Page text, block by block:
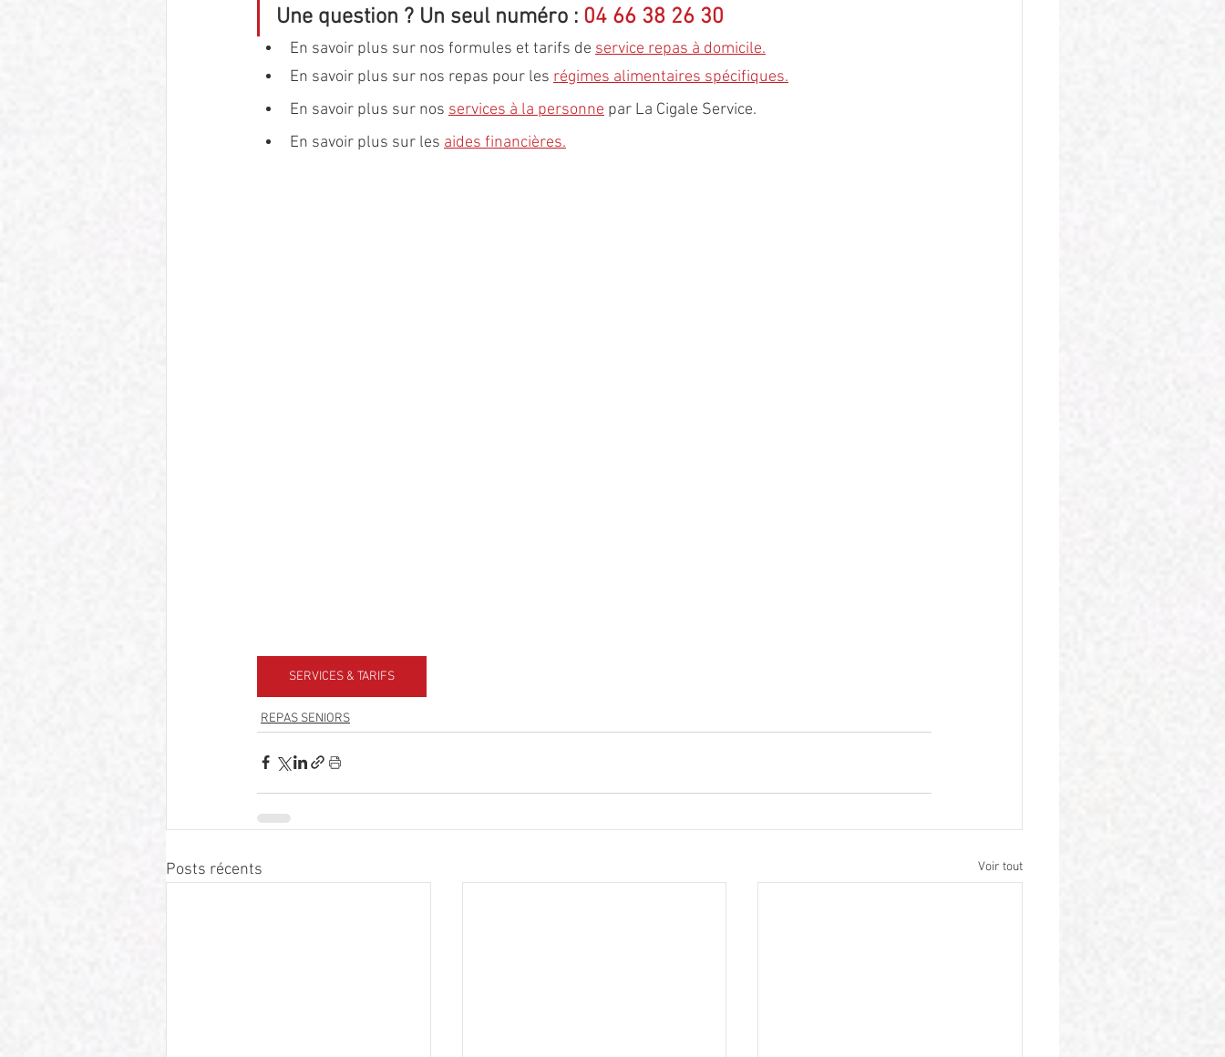
Une question ? Un seul numéro : 04 66 38 26 30
En savoir plus sur nos formules et tarifs de service repas à domicile.
En savoir plus sur nos repas pour les régimes alimentaires spécifiques.
En savoir plus sur nos services à la personne par La Cigale Service.
En savoir plus sur les aides financières.
SERVICES & TARIFS
REPAS SENIORS
Posts récents Voir tout